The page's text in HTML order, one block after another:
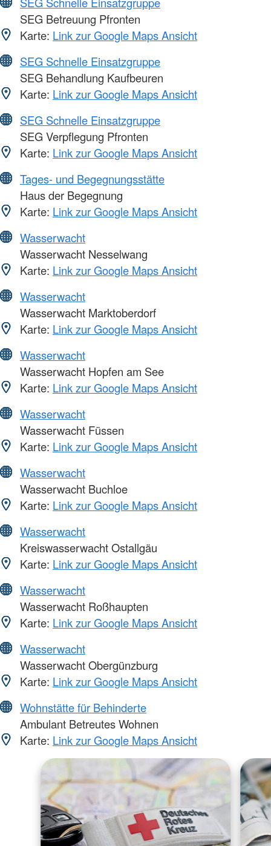
SEG Betreuung Pfronten
Karte: Link zur Google Maps Ansicht
SEG Schnelle Einsatzgruppe
SEG Behandlung Kaufbeuren
Karte: Link zur Google Maps Ansicht
SEG Schnelle Einsatzgruppe
SEG Verpflegung Pfronten
Karte: Link zur Google Maps Ansicht
Tages- und Begegnungsstätte
Haus der Begegnung
Karte: Link zur Google Maps Ansicht
Wasserwacht
Wasserwacht Nesselwang
Karte: Link zur Google Maps Ansicht
Wasserwacht
Wasserwacht Marktoberdorf
Karte: Link zur Google Maps Ansicht
Wasserwacht
Wasserwacht Hopfen am See
Karte: Link zur Google Maps Ansicht
Wasserwacht
Wasserwacht Füssen
Karte: Link zur Google Maps Ansicht
Wasserwacht
Wasserwacht Buchloe
Karte: Link zur Google Maps Ansicht
Wasserwacht
Kreiswasserwacht Ostallgäu
Karte: Link zur Google Maps Ansicht
Wasserwacht
Wasserwacht Roßhaupten
Karte: Link zur Google Maps Ansicht
Wasserwacht
Wasserwacht Obergünzburg
Karte: Link zur Google Maps Ansicht
Wohnstätte für Behinderte
Ambulant Betreutes Wohnen
Karte: Link zur Google Maps Ansicht